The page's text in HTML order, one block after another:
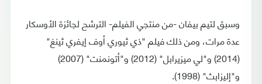
وسبق لتيم بيفان -من منتجي الفيلم- الترشح لجائزة الأوسكار
عدة مرات، ومن ذلك فيلم "ذي ثيوري أوف إيفري ثينغ"
(2014) و"لي ميزيرابل" (2012) و"أتونمنت" (2007)
و"إليزابث" (1998).